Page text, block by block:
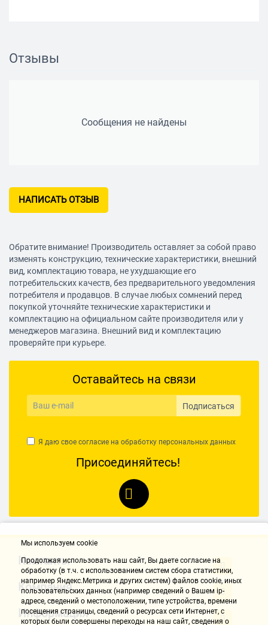
Отзывы
Сообщения не найдены
НАПИСАТЬ ОТЗЫВ
Обратите внимание! Производитель оставляет за собой право
изменять конструкцию, технические характеристики, внешний
вид, комплектацию товара, не ухудшающие его
потребительских качеств, без предварительного уведомления
потребителя и продавцов. В случае любых сомнений перед
покупкой уточняйте технические характеристики и
комплектацию на официальном сайте производителя или у
менеджеров магазина. Внешний вид и комплектацию
проверяйте при курьере.
Оставайтесь на связи
Подписаться
Я даю свое согласие на обработку персональных данных
Присоединяйтесь!
Контакты
Компания
Информация
Мы используем cookie
Продолжая использовать наш cайт, Вы даете согласие на
обработку (в т.ч. с использованием систем сбора статистики,
например Яндекс.Метрика и других систем) файлов cookie, иных
пользовательских данных (например сведений о Вашем ip-
адресе, сведений о местоположении, типе устройства, времени
посещения страницы, сведений о ресурсах сети Интернет, с
которых были совершены переходы на наш сайт, сведения о